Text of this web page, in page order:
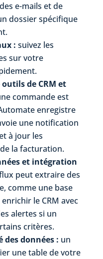
e-mails et de
dossier spécifique
: suivez les
sur votre
de CRM et
commande est
enregistre
une notification
à jour les
la facturation.
et intégration
peut extraire des
comme une base
le CRM avec
alertes si un
critères.
données : un
une table de votre